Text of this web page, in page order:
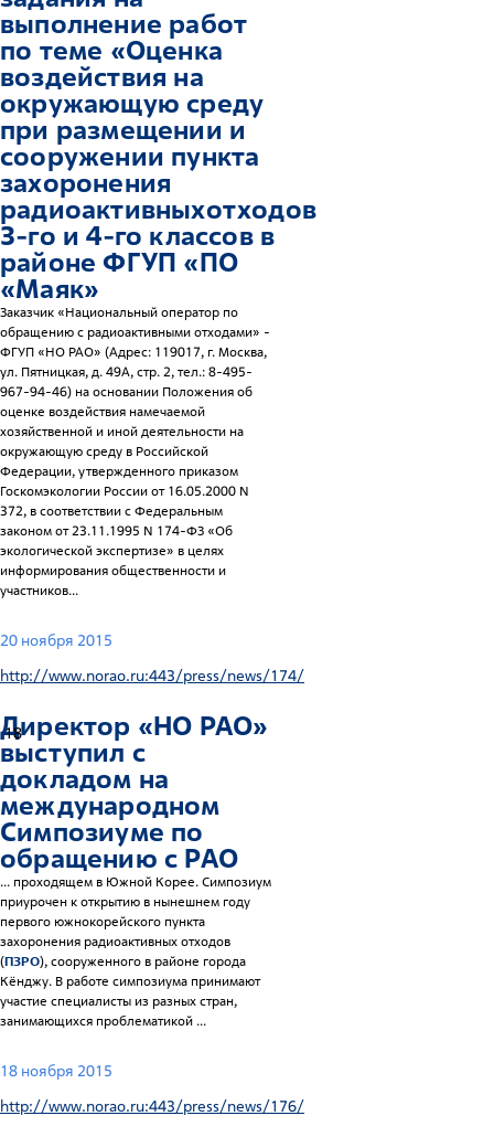
выполнение работ
по теме «Оценка
воздействия на
окружающую среду
при размещении и
сооружении пункта
захоронения
радиоактивныхотходов
3-го и 4-го классов в
районе ФГУП «ПО
«Маяк»
Заказчик «Национальный оператор по
обращению с радиоактивными отходами» -
ФГУП «НО РАО» (Адрес: 119017, г. Москва,
ул. Пятницкая, д. 49А, стр. 2, тел.: 8-495-
967-94-46) на основании Положения об
оценке воздействия намечаемой
хозяйственной и иной деятельности на
окружающую среду в Российской
Федерации, утвержденного приказом
Госкомэкологии России от 16.05.2000 N
372, в соответствии с Федеральным
законом от 23.11.1995 N 174-ФЗ «Об
экологической экспертизе» в целях
информирования общественности и
участников...
20 ноября 2015
http://www.norao.ru:443/press/news/174/
18
Директор «НО РАО»
выступил с
докладом на
международном
Симпозиуме по
обращению с РАО
... проходящем в Южной Корее. Симпозиум
приурочен к открытию в нынешнем году
первого южнокорейского пункта
захоронения радиоактивных отходов
(ПЗРО), сооруженного в районе города
Кёнджу. В работе симпозиума принимают
участие специалисты из разных стран,
занимающихся проблематикой ...
18 ноября 2015
http://www.norao.ru:443/press/news/176/